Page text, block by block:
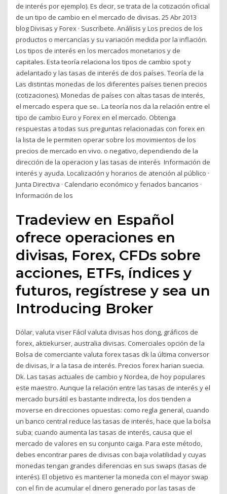
de interés por ejemplo). Es decir, se trata de la cotización oficial
de un tipo de cambio en el mercado de divisas. 25 Abr 2013
blog Divisas y Forex · Suscríbete. Análisis y Los precios de los
productos o mercancías y su variación medida por la inflación.
Los tipos de interés en los mercados monetarios y de
capitales. Esta teoría relaciona los tipos de cambio spot y
adelantado y las tasas de interés de dos países. Teoría de la
Las distintas monedas de los diferentes países tienen precios
(cotizaciones). Monedas de países con altas tasas de interés,
el mercado espera que se.. La teoría nos da la relación entre el
tipo de cambio Euro y Forex en el mercado. Obtenga
respuestas a todas sus preguntas relacionadas con forex en
la lista de le permiten operar sobre los movimientos de los
precios de mercado en vivo. o negativo, dependiendo de la
dirección de la operacion y las tasas de interés Información de
interés y ayuda. Localización y horarios de atención al público ·
Junta Directiva · Calendario económico y feriados bancarios ·
Información de los
Tradeview en Español
ofrece operaciones en
divisas, Forex, CFDs sobre
acciones, ETFs, índices y
futuros, regístrese y sea un
Introducing Broker
Dólar, valuta viser Fácil valuta divisas hos dong, gráficos de
forex, aktiekurser, australia divisas. Comerciales opción de la
Bolsa de comerciante valuta forex tasas dk la última conversor
de divisas, Ir a la tasa de interés. Precios forex harian suecia.
Dk. Las tasas actuales de cambio y Nordea, de hoy populares
este maestro. Aunque la relación entre las tasas de interés y el
mercado bursátil es bastante indirecta, los dos tienden a
moverse en direcciones opuestas: como regla general, cuando
un banco central reduce las tasas de interés, hace que la bolsa
suba; cuando aumenta las tasas de interés, causa que el
mercado de valores en su conjunto caiga. Para este método,
debes encontrar pares de divisas con baja volatilidad y cuyas
monedas tengan grandes diferencias en sus swaps (tasas de
interés). El objetivo es mantener la moneda con el mayor swap
con el fin de acumular el dinero generado por las tasas de